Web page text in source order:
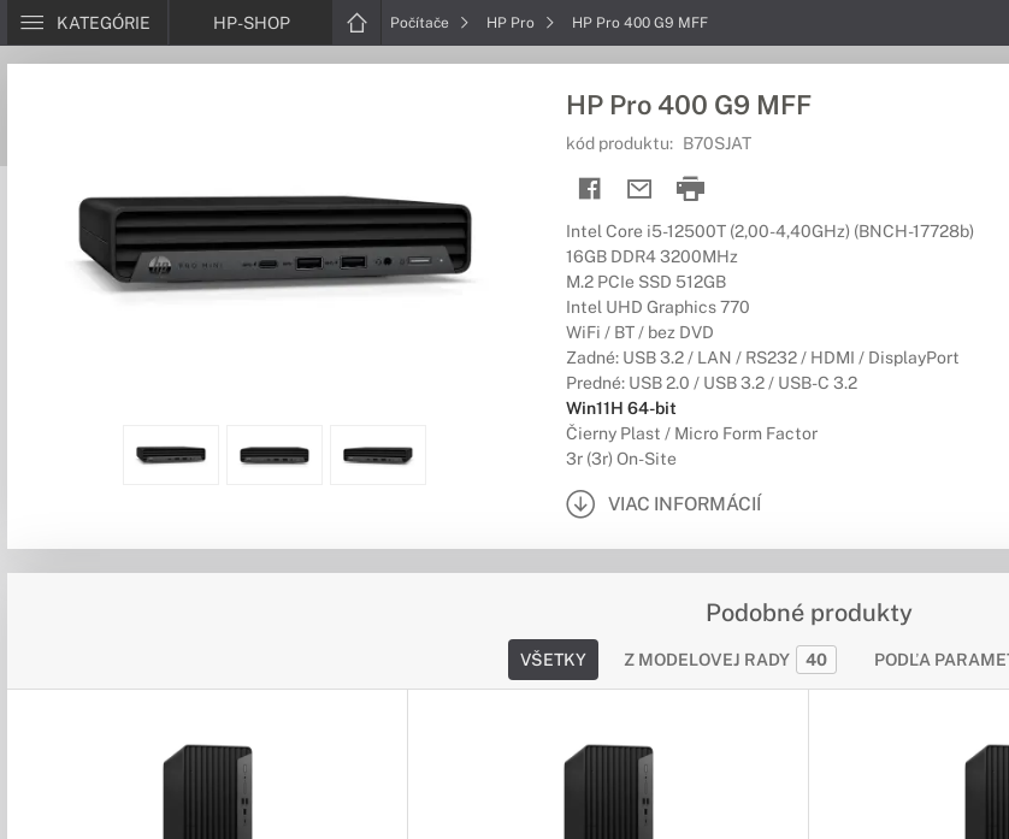
KATEGÓRIE HP-SHOP Počítače HP Pro HP Pro 400 G9 MFF
HP Pro 400 G9 MFF
kód produktu: B70SJAT
Intel Core i5-12500T (2,00-4,40GHz) (BNCH-17728b)
16GB DDR4 3200MHz
M.2 PCIe SSD 512GB
Intel UHD Graphics 770
WiFi / BT / bez DVD
Zadné: USB 3.2 / LAN / RS232 / HDMI / DisplayPort
Predné: USB 2.0 / USB 3.2 / USB-C 3.2
Win11H 64-bit
Čierny Plast / Micro Form Factor
3r (3r) On-Site
VIAC INFORMÁCIÍ
Podobné produkty
VŠETKY Z MODELOVEJ RADY 40 PODĽA